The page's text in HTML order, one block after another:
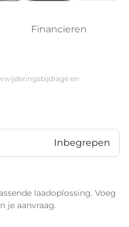
Financieren
en
Inbegrepen
laadoplossing. Voeg
je aanvraag.